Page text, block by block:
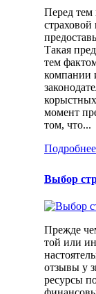
Перед тем
страховой
Такая
тем
компании
момент
том, что...
Выбор
Прежде
той или
отзывы у
ресурсы